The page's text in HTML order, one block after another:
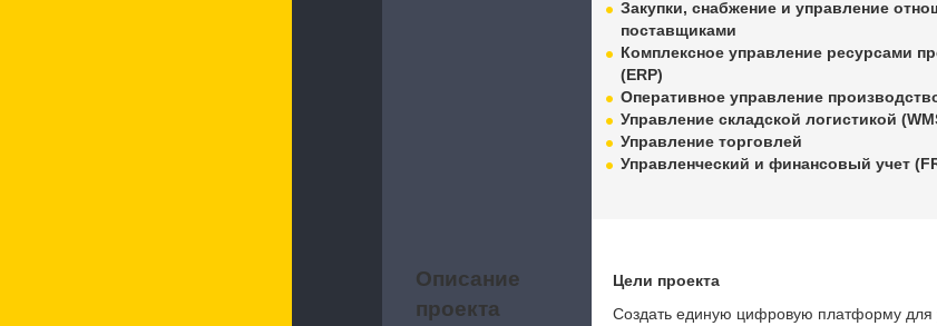
Закупки, снабжение и управление
поставщиками
Комплексное управление ресурсами
(ERP)
Оперативное управление
Управление складской логистикой
Управление торговлей
Управленческий и финансовый учет
Описание
проекта
Цели проекта
Создать единую цифровую платформу для